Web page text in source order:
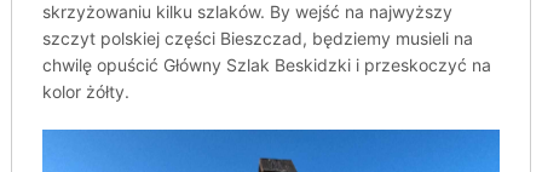
skrzyżowaniu kilku szlaków. By wejść na najwyższy
szczyt polskiej części Bieszczad, będziemy musieli na
chwilę opuścić Główny Szlak Beskidzki i przeskoczyć na
kolor żółty.